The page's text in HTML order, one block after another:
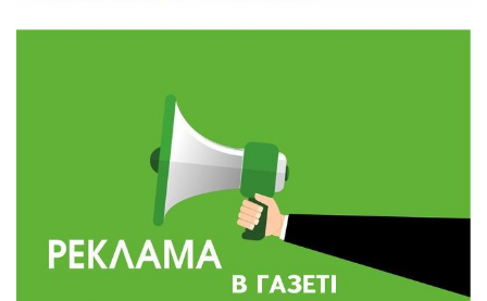
Обмежено придатний, але безмежно
вмотивований: Як колишній лісівник став асом
артилерії
490 пацієнтів та 15 відвіданих сіл: МБФ
«Альянс громадського здоров’я» підбив
підсумки роботи мобільних клінік у Сумській
області